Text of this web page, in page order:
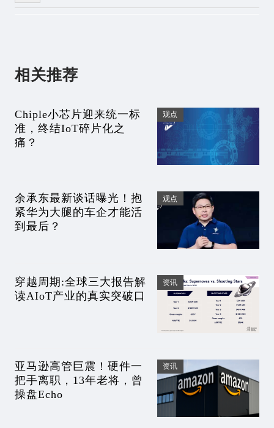
相关推荐
Chiple小芯片迎来统一标
准，终结IoT碎片化之
痛？
观点
余承东最新谈话曝光！抱
紧华为大腿的车企才能活
到最后？
观点
穿越周期:全球三大报告解
读AIoT产业的真实突破口
资讯
亚马逊高管巨震！硬件一
把手离职，13年老将，曾
操盘Echo
资讯